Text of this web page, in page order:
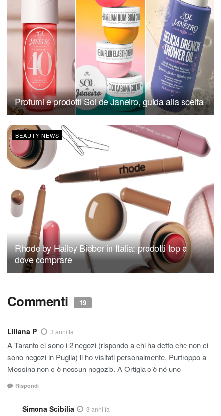
Profumi e prodotti Sol de Janeiro, guida alla scelta
BEAUTY NEWS
Rhode by Hailey Bieber in Italia: prodotti top e
dove comprare
Commenti 19
Liliana P. 3 anni fa
A Taranto ci sono i 2 negozi (rispondo a chi ha detto che non ci
sono negozi in Puglia) li ho visitati personalmente. Purtroppo a
Messina non c è nessun negozio. A Ortigia c’è né uno
Rispondi
Simona Scibilia 3 anni fa